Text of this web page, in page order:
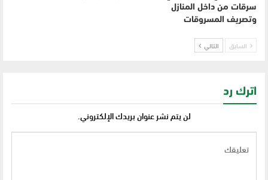
سرقات من داخل المنازل
وتصريف المسروقات
السابق التالي
اترك رد
لن يتم نشر عنوان بريدك الإلكتروني.